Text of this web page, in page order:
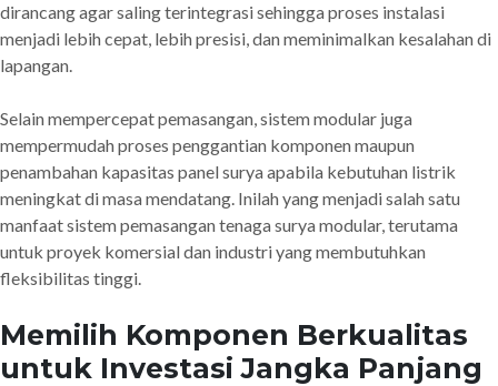
dirancang agar saling terintegrasi sehingga proses instalasi
menjadi lebih cepat, lebih presisi, dan meminimalkan kesalahan di
lapangan.
Selain mempercepat pemasangan, sistem modular juga
mempermudah proses penggantian komponen maupun
penambahan kapasitas panel surya apabila kebutuhan listrik
meningkat di masa mendatang. Inilah yang menjadi salah satu
manfaat sistem pemasangan tenaga surya modular, terutama
untuk proyek komersial dan industri yang membutuhkan
fleksibilitas tinggi.
Memilih Komponen Berkualitas
untuk Investasi Jangka Panjang